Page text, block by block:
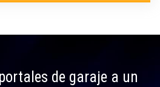
de garaje a un